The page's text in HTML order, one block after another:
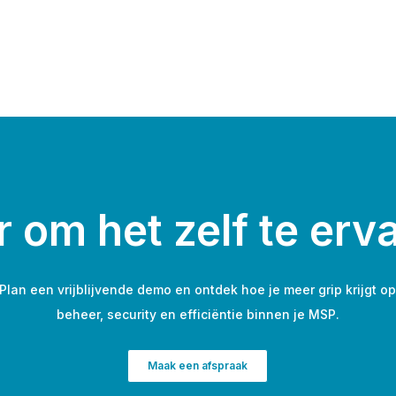
om het zelf te
Plan een vrijblijvende demo en ontdek hoe je meer grip krijgt op
beheer, security en efficiëntie binnen je MSP.
Maak een afspraak